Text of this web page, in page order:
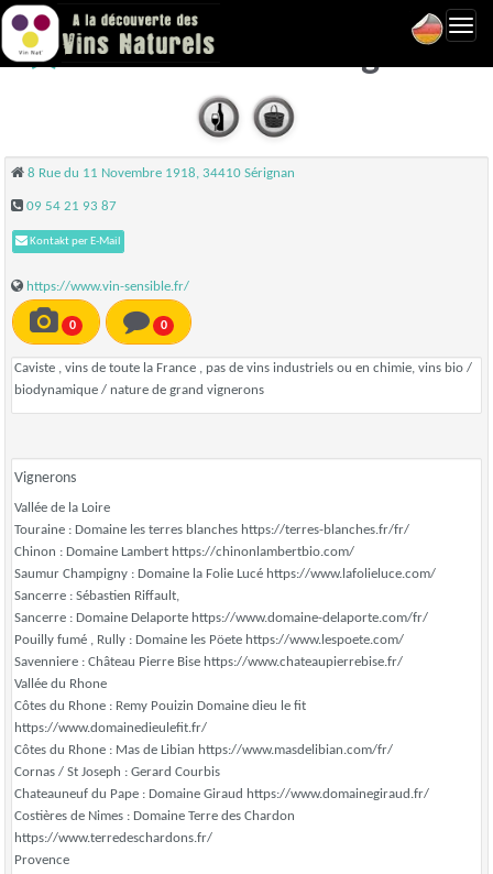
Vin Sensible - Sérignan
8 Rue du 11 Novembre 1918, 34410 Sérignan
09 54 21 93 87
Kontakt per E-Mail
https://www.vin-sensible.fr/
0 0
Caviste , vins de toute la France , pas de vins industriels ou en chimie, vins bio /
biodynamique / nature de grand vignerons
Vignerons
Vallée de la Loire
Touraine : Domaine les terres blanches https://terres-blanches.fr/fr/
Chinon : Domaine Lambert https://chinonlambertbio.com/
Saumur Champigny : Domaine la Folie Lucé https://www.lafolieluce.com/
Sancerre : Sébastien Riffault,
Sancerre : Domaine Delaporte https://www.domaine-delaporte.com/fr/
Pouilly fumé , Rully : Domaine les Pöete https://www.lespoete.com/
Savenniere : Château Pierre Bise https://www.chateaupierrebise.fr/
Vallée du Rhone
Côtes du Rhone : Remy Pouizin Domaine dieu le fit
https://www.domainedieulefit.fr/
Côtes du Rhone : Mas de Libian https://www.masdelibian.com/fr/
Cornas / St Joseph : Gerard Courbis
Chateauneuf du Pape : Domaine Giraud https://www.domainegiraud.fr/
Costières de Nimes : Domaine Terre des Chardon
https://www.terredeschardons.fr/
Provence